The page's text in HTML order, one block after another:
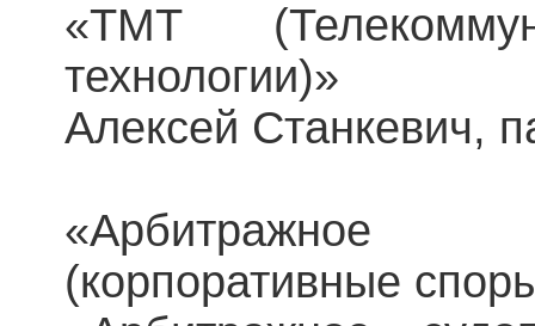
«ТМТ
технологии)»
Алексей Станкевич,
«Арбитражное
(корпоративные